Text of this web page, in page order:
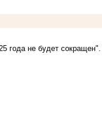
года не будет сокращен".